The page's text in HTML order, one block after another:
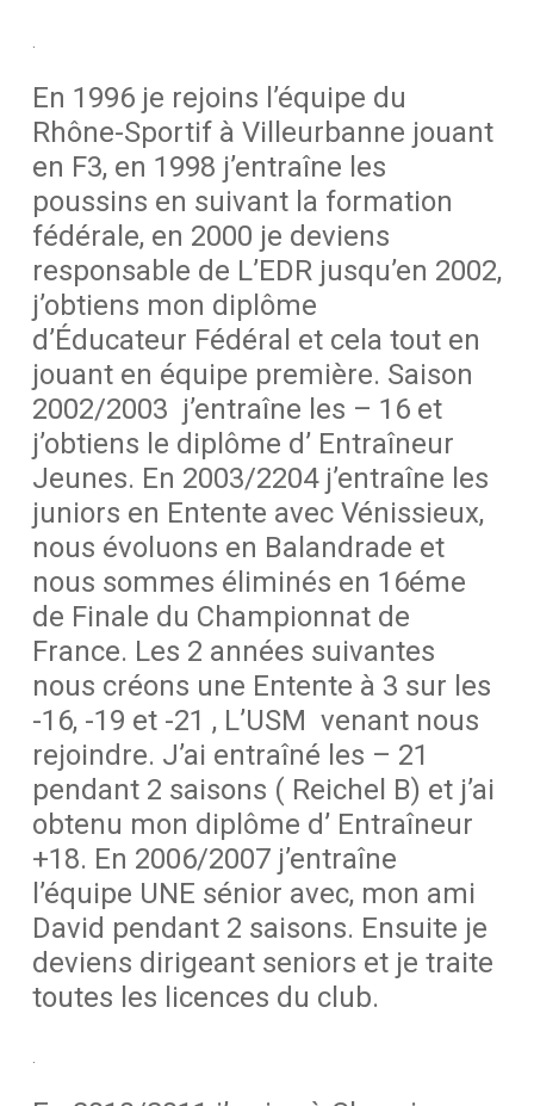
En 1996 je rejoins l’équipe du
Rhône-Sportif à Villeurbanne jouant
en F3, en 1998 j’entraîne les
poussins en suivant la formation
fédérale, en 2000 je deviens
responsable de L’EDR jusqu’en 2002,
j’obtiens mon diplôme
d’Éducateur Fédéral et cela tout en
jouant en équipe première. Saison
2002/2003 j’entraîne les – 16 et
j’obtiens le diplôme d’ Entraîneur
Jeunes. En 2003/2204 j’entraîne les
juniors en Entente avec Vénissieux,
nous évoluons en Balandrade et
nous sommes éliminés en 16éme
de Finale du Championnat de
France. Les 2 années suivantes
nous créons une Entente à 3 sur les
-16, -19 et -21 , L’USM venant nous
rejoindre. J’ai entraîné les – 21
pendant 2 saisons ( Reichel B) et j’ai
obtenu mon diplôme d’ Entraîneur
+18. En 2006/2007 j’entraîne
l’équipe UNE sénior avec, mon ami
David pendant 2 saisons. Ensuite je
deviens dirigeant seniors et je traite
toutes les licences du club.